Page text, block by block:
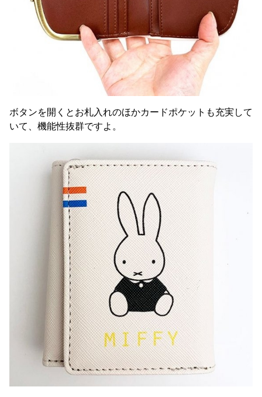
ボタンを開くとお札入れのほかカードポケットも充実して
いて、機能性抜群ですよ。